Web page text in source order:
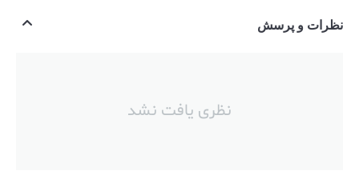
نظرات و پرسش
نظری یافت نشد